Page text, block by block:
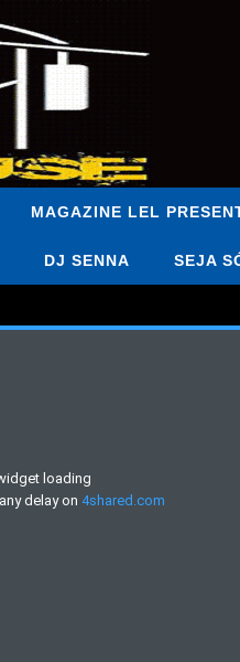
MAGAZINE LEL
DJ SENNA SEJA